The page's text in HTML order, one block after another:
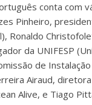
conta com
Pinheiro,
Ronaldo
da UNIFESP
de
Airaud,
Alive, e Tiago